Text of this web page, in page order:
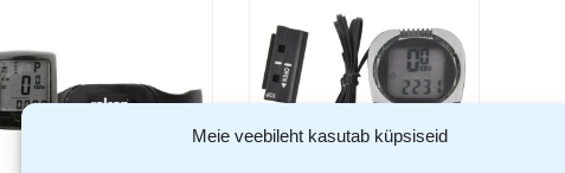
Meie veebileht kasutab küpsiseid